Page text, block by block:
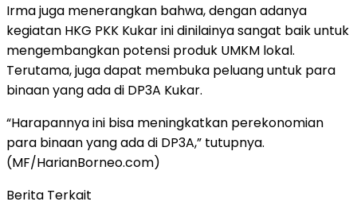
Irma juga menerangkan bahwa, dengan adanya
kegiatan HKG PKK Kukar ini dinilainya sangat baik untuk
mengembangkan potensi produk UMKM lokal.
Terutama, juga dapat membuka peluang untuk para
binaan yang ada di DP3A Kukar.
“Harapannya ini bisa meningkatkan perekonomian
para binaan yang ada di DP3A,” tutupnya.
(MF/HarianBorneo.com)
Berita Terkait